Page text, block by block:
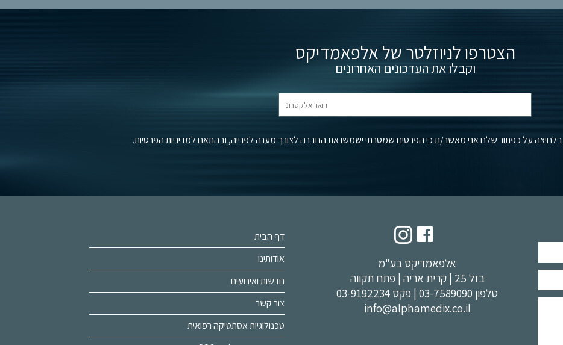
הצטרפו לניוזלטר של אלפאמדיקס
וקבלו את העדכונים האחרונים
בלחיצה על כפתור שלח אני מאשר/ת כי הפרטים שמסרתי ישמשו את החברה לצורך מענה לפנייה, ובהתאם למדיניות הפרטיות.
אלפאמדיקס בע"מ
בזל 25 | קרית אריה | פתח תקווה
טלפון 03-7589090| פקס 03-9192234
info@alphamedix.co.il
דף הבית
אודותינו
חדשות ואירועים
צור קשר
טכנולוגיות אסתטיקה רפואית